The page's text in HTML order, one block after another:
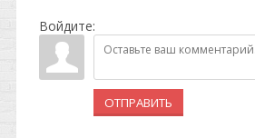
Войдите:
ОТПРАВИТЬ